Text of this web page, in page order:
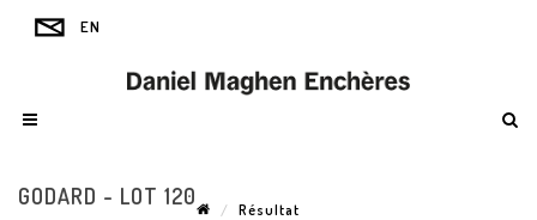
GODARD - LOT 120
Résultat